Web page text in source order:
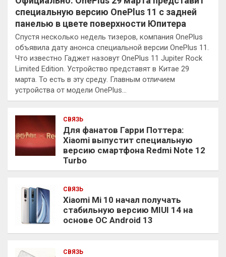
специальную версию OnePlus 11 с задней
панелью в цвете поверхности Юпитера
Спустя несколько недель тизеров, компания OnePlus
объявила дату анонса специальной версии OnePlus 11.
Что известно Гаджет назовут OnePlus 11 Jupiter Rock
Limited Edition. Устройство представят в Китае 29
марта. То есть в эту среду. Главным отличием
устройства от модели OnePlus…
СВЯЗЬ
Для фанатов Гарри Поттера:
Xiaomi выпустит специальную
версию смартфона Redmi Note 12
Turbo
СВЯЗЬ
Xiaomi Mi 10 начал получать
стабильную версию MIUI 14 на
основе ОС Android 13
СВЯЗЬ